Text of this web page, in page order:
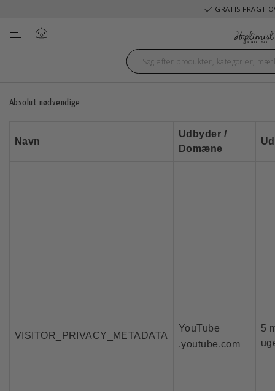
GRATIS FRAGT
Absolut nødvendige
Navn
Udbyder /
Domæne
VISITOR_PRIVACY_METADATA
YouTube
.youtube.com
5